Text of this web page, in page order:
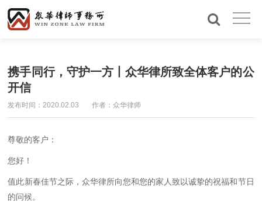
携手同行，守护一方丨众华律所致全体客户的公
开信
发布时间：2020.02.03 作者：众华律师
尊敬的客户：
您好！
值此新春佳节之际，众华律所向您和您的家人致以诚挚的祝福和节日
的问候。